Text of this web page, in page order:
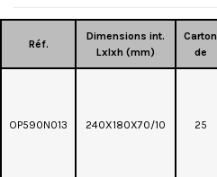
Réf.
Dimensions int.
Lxlxh (mm)
Carton
de
OP590N013 240X180X70/10 25